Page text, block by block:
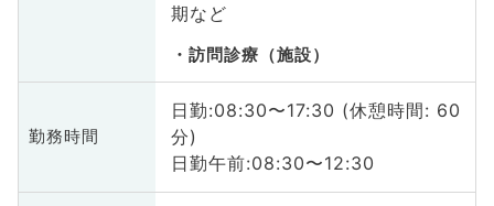
期など
訪問診療（施設）
勤務時間
日勤:08:30〜17:30 (休憩時間: 60
分)
日勤午前:08:30〜12:30